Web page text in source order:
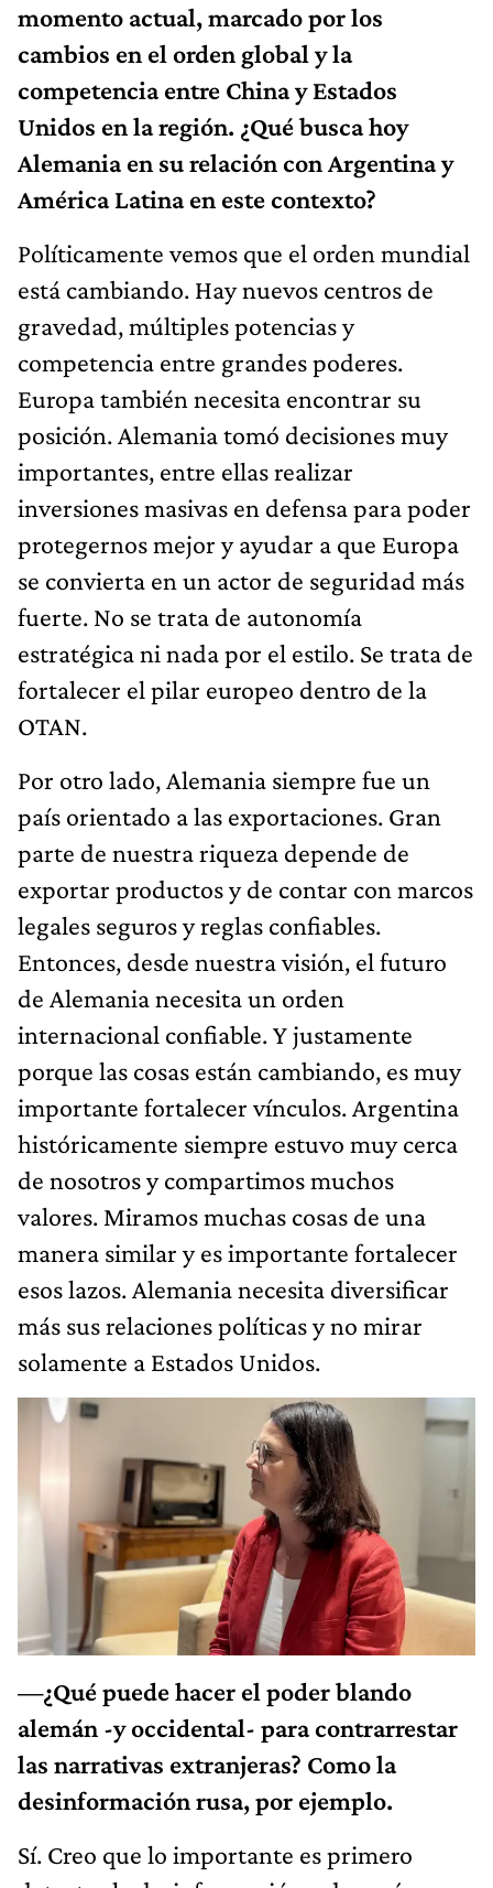
momento actual, marcado por los
cambios en el orden global y la
competencia entre China y Estados
Unidos en la región. ¿Qué busca hoy
Alemania en su relación con Argentina y
América Latina en este contexto?
Políticamente vemos que el orden mundial
está cambiando. Hay nuevos centros de
gravedad, múltiples potencias y
competencia entre grandes poderes.
Europa también necesita encontrar su
posición. Alemania tomó decisiones muy
importantes, entre ellas realizar
inversiones masivas en defensa para poder
protegernos mejor y ayudar a que Europa
se convierta en un actor de seguridad más
fuerte. No se trata de autonomía
estratégica ni nada por el estilo. Se trata de
fortalecer el pilar europeo dentro de la
OTAN.
Por otro lado, Alemania siempre fue un
país orientado a las exportaciones. Gran
parte de nuestra riqueza depende de
exportar productos y de contar con marcos
legales seguros y reglas confiables.
Entonces, desde nuestra visión, el futuro
de Alemania necesita un orden
internacional confiable. Y justamente
porque las cosas están cambiando, es muy
importante fortalecer vínculos. Argentina
históricamente siempre estuvo muy cerca
de nosotros y compartimos muchos
valores. Miramos muchas cosas de una
manera similar y es importante fortalecer
esos lazos. Alemania necesita diversificar
más sus relaciones políticas y no mirar
solamente a Estados Unidos.
—¿Qué puede hacer el poder blando
alemán -y occidental- para contrarrestar
las narrativas extranjeras? Como la
desinformación rusa, por ejemplo.
Sí. Creo que lo importante es primero